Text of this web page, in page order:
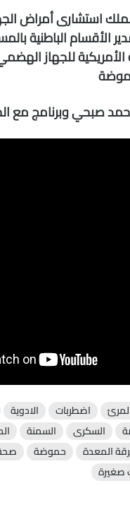
استشارى أمراض
الأقسام الباطنية
الأمريكية للجهاز
صبحي وبرنامج مع
اضطربات الادوية
السكرى السمنة
المعدة حموضة
صغيرة